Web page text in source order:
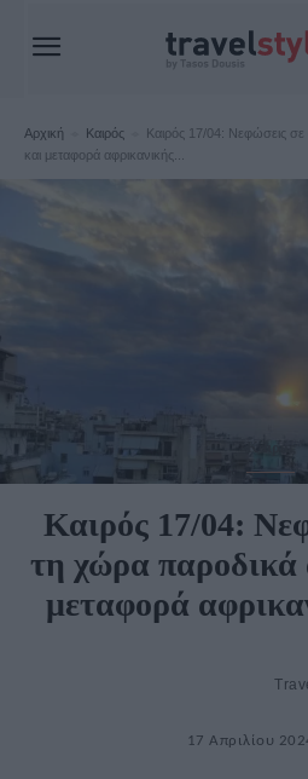
Αρχική Καιρός
Καιρός 17/04: Νεφώσεις
και μεταφορά αφρικανικής...
Καιρός 17/04:
τη χώρα παροδικά
μεταφορά
17 Απριλίου